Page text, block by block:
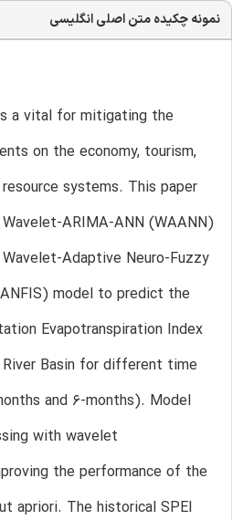
نمونه چکیده متن اصلی انگلیسی
a vital for mitigating the
on the economy, tourism,
systems. This paper
ARIMA-ANN (WAANN)
Adaptive Neuro-Fuzzy
model to predict the
Evapotranspiration Index
Basin for different time
and 6-months). Model
with wavelet
the performance of the
apriori. The historical SPEI